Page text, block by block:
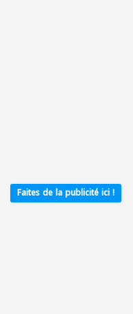
Faites de la publicité ici !